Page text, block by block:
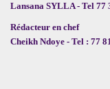
Lansana SYLLA - Tel 77
Rédacteur en chef
Cheikh Ndoye - Tel : 77